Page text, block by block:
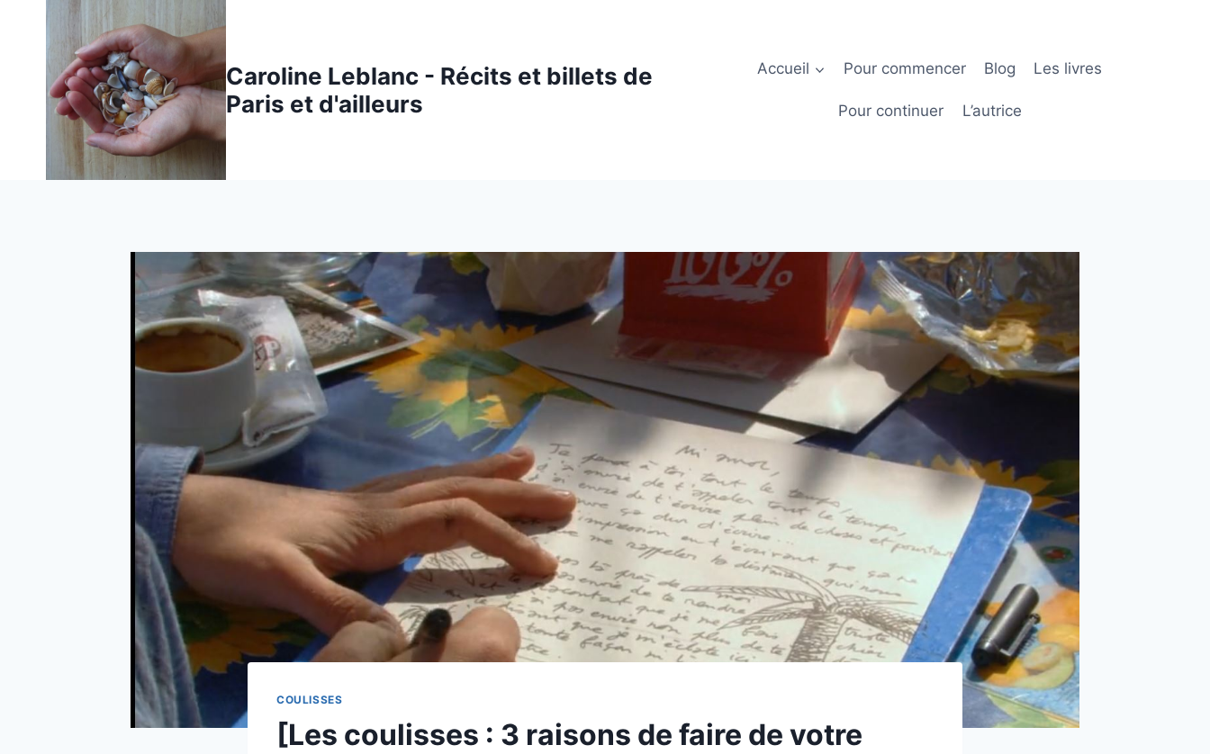
Caroline Leblanc - Récits et billets de
Paris et d'ailleurs
Accueil Pour commencer Blog Les livres
Pour continuer L’autrice
COULISSES
[Les coulisses : 3 raisons de faire de votre